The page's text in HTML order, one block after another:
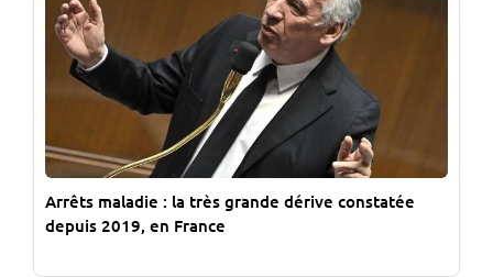
Arrêts maladie : la très grande dérive constatée
depuis 2019, en France